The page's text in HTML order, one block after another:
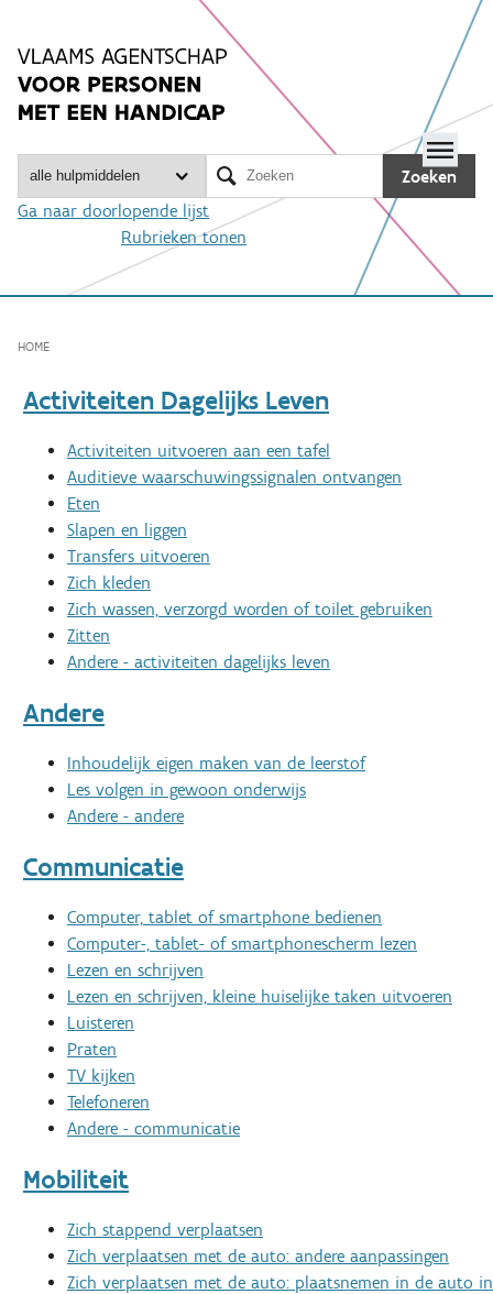
inhoud
Zoeken
Ga naar doorlopende lijst
Rubrieken tonen

HOME
Activiteiten Dagelijks Leven
Activiteiten uitvoeren aan een tafel
Auditieve waarschuwingssignalen ontvangen
Eten
Slapen en liggen
Transfers uitvoeren
Zich kleden
Zich wassen, verzorgd worden of toilet gebruiken
Zitten
Andere - activiteiten dagelijks leven
Andere
Inhoudelijk eigen maken van de leerstof
Les volgen in gewoon onderwijs
Andere - andere
Communicatie
Computer, tablet of smartphone bedienen
Computer-, tablet- of smartphonescherm lezen
Lezen en schrijven
Lezen en schrijven, kleine huiselijke taken uitvoeren
Luisteren
Praten
TV kijken
Telefoneren
Andere - communicatie
Mobiliteit
Zich stappend verplaatsen
Zich verplaatsen met de auto: andere aanpassingen
Zich verplaatsen met de auto: plaatsnemen in de auto